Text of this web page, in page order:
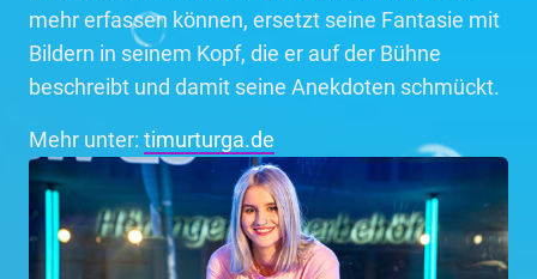
mehr erfassen können, ersetzt seine Fantasie mit
Bildern in seinem Kopf, die er auf der Bühne
beschreibt und damit seine Anekdoten schmückt.
Mehr unter: timurturga.de